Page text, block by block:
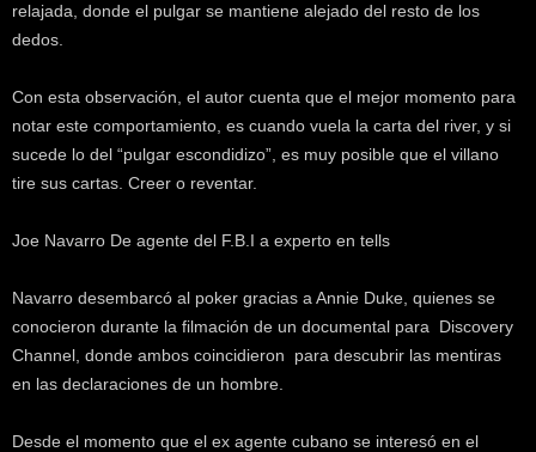
relajada, donde el pulgar se mantiene alejado del resto de los
dedos.
Con esta observación, el autor cuenta que el mejor momento para
notar este comportamiento, es cuando vuela la carta del river, y si
sucede lo del “pulgar escondidizo”, es muy posible que el villano
tire sus cartas. Creer o reventar.
Joe Navarro De agente del F.B.I a experto en tells
Navarro desembarcó al poker gracias a Annie Duke, quienes se
conocieron durante la filmación de un documental para Discovery
Channel, donde ambos coincidieron para descubrir las mentiras
en las declaraciones de un hombre.
Desde el momento que el ex agente cubano se interesó en el